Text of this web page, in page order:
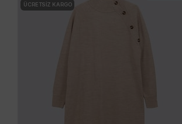
ÜCRETSIZ KARGO